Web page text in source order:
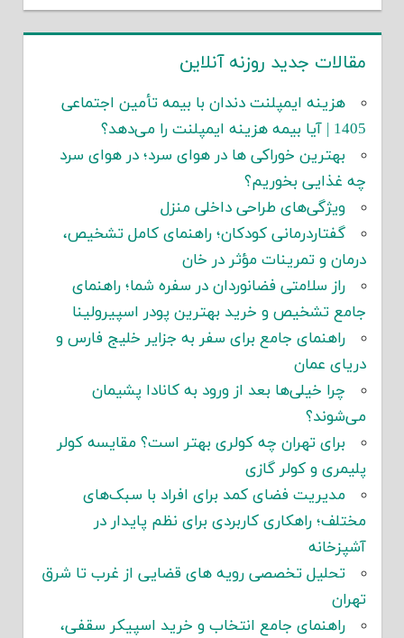
مقالات جدید روزنه آنلاین
هزینه ایمپلنت دندان با بیمه تأمین اجتماعی
1405 | آیا بیمه هزینه ایمپلنت را می‌دهد؟
بهترین خوراکی ها در هوای سرد؛ در هوای سرد
چه غذایی بخوریم؟
ویژگی‌های طراحی داخلی منزل
گفتاردرمانی کودکان؛ راهنمای کامل تشخیص،
درمان و تمرینات مؤثر در خان
راز سلامتی فضانوردان در سفره شما؛ راهنمای
جامع تشخیص و خرید بهترین پودر اسپیرولینا
راهنمای جامع برای سفر به جزایر خلیج فارس و
دریای عمان
چرا خیلی‌ها بعد از ورود به کانادا پشیمان
می‌شوند؟
برای تهران چه کولری بهتر است؟ مقایسه کولر
پلیمری و کولر گازی
مدیریت فضای کمد برای افراد با سبک‌های
مختلف؛ راهکاری کاربردی برای نظم پایدار در
آشپزخانه
تحلیل تخصصی رویه های قضایی از غرب تا شرق
تهران
راهنمای جامع انتخاب و خرید اسپیکر سقفی،